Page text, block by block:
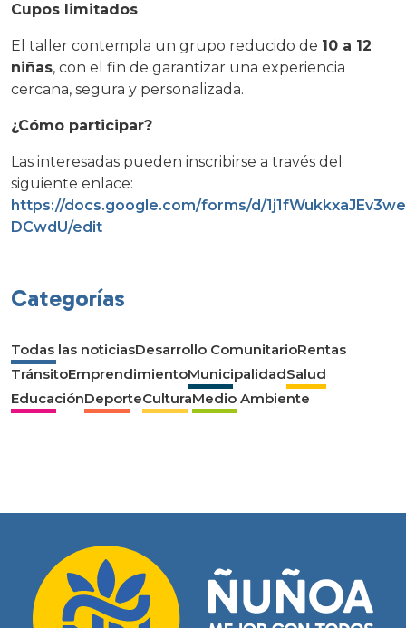
Cupos limitados
El taller contempla un grupo reducido de 10 a 12
niñas, con el fin de garantizar una experiencia
cercana, segura y personalizada.
¿Cómo participar?
Las interesadas pueden inscribirse a través del
siguiente enlace:
https://docs.google.com/forms/d/
DCwdU/edit
Categorías
Todas las noticiasDesarrollo ComunitarioRentas
TránsitoEmprendimientoMunicipalidadSalud
EducaciónDeporteCulturaMedio Ambiente